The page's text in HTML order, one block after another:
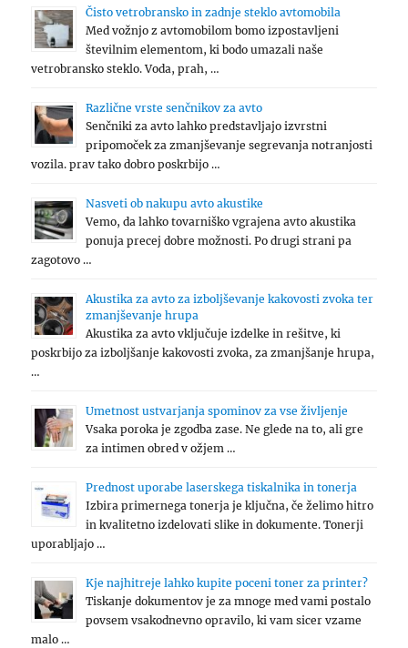
Čisto vetrobransko in zadnje steklo avtomobila
Med vožnjo z avtomobilom bomo izpostavljeni
številnim elementom, ki bodo umazali naše
vetrobransko steklo. Voda, prah, …
Različne vrste senčnikov za avto
Senčniki za avto lahko predstavljajo izvrstni
pripomoček za zmanjševanje segrevanja notranjosti
vozila. prav tako dobro poskrbijo …
Nasveti ob nakupu avto akustike
Vemo, da lahko tovarniško vgrajena avto akustika
ponuja precej dobre možnosti. Po drugi strani pa
zagotovo …
Akustika za avto za izboljševanje kakovosti zvoka ter
zmanjševanje hrupa
Akustika za avto vključuje izdelke in rešitve, ki
poskrbijo za izboljšanje kakovosti zvoka, za zmanjšanje hrupa,
…
Umetnost ustvarjanja spominov za vse življenje
Vsaka poroka je zgodba zase. Ne glede na to, ali gre
za intimen obred v ožjem …
Prednost uporabe laserskega tiskalnika in tonerja
Izbira primernega tonerja je ključna, če želimo hitro
in kvalitetno izdelovati slike in dokumente. Tonerji
uporabljajo …
Kje najhitreje lahko kupite poceni toner za printer?
Tiskanje dokumentov je za mnoge med vami postalo
povsem vsakodnevno opravilo, ki vam sicer vzame
malo …